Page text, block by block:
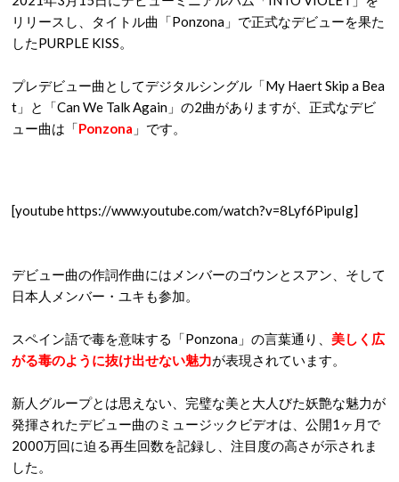
リリースし、タイトル曲「Ponzona」で正式なデビューを果た
したPURPLE KISS。
プレデビュー曲としてデジタルシングル「My Haert Skip a Bea
t」と「Can We Talk Again」の2曲がありますが、正式なデビ
ュー曲は「Ponzona 」です。
[youtube https://www.youtube.com/watch?v=8Lyf6PipuIg]
デビュー曲の作詞作曲にはメンバーのゴウンとスアン、そして
日本人メンバー・ユキも参加。
スペイン語で毒を意味する「Ponzona」の言葉通り、 美しく広
がる毒のように抜け出せない魅力が表現されています。
新人グループとは思えない、完璧な美と大人びた妖艶な魅力が
発揮されたデビュー曲のミュージックビデオは、公開1ヶ月で
2000万回に迫る再生回数を記録し、注目度の高さが示されま
した。